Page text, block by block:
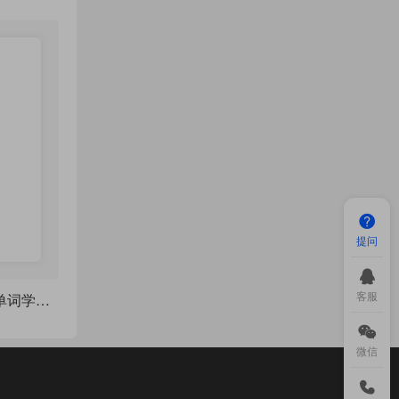
SpanishCards 西语单词学习笔记
提问
客服
微信